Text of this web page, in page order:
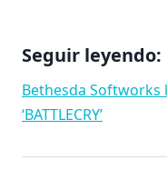
Seguir leyendo:
Bethesda
‘BATTLECRY’